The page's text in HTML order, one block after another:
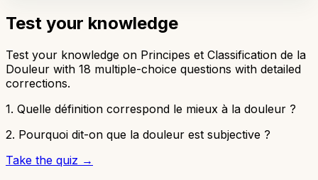
Test your knowledge
Test your knowledge on Principes et Classification de la
Douleur with 18 multiple-choice questions with detailed
corrections.
1. Quelle définition correspond le mieux à la douleur ?
2. Pourquoi dit-on que la douleur est subjective ?
Take the quiz →